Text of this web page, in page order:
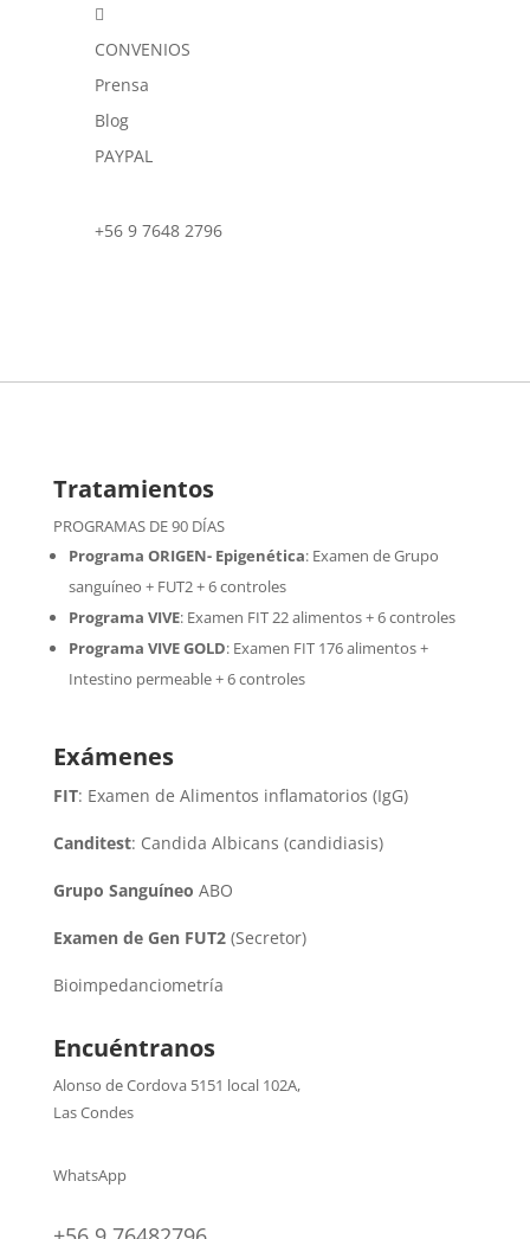

CONVENIOS
Prensa
Blog
PAYPAL
+56 9 7648 2796
Tratamientos
PROGRAMAS DE 90 DÍAS
Programa ORIGEN- Epigenética:Examen de Grupo
sanguíneo + FUT2 + 6 controles
Programa VIVE: Examen FIT 22 alimentos + 6 controles
Programa VIVE GOLD: Examen FIT 176 alimentos +
Intestino permeable + 6 controles
Exámenes
FIT: Examen de Alimentos inflamatorios (IgG)
Canditest: Candida Albicans (candidiasis)
Grupo Sanguíneo ABO
Examen de Gen FUT2(Secretor)
Bioimpedanciometría
Encuéntranos
Alonso de Cordova 5151 local 102A,
Las Condes
WhatsApp